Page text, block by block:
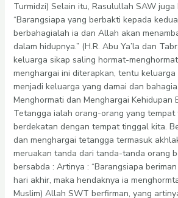
Turmidzi) Selain itu, Rasulullah SAW
“Barangsiapa yang berbakti kepada
berbahagialah ia dan Allah akan
dalam hidupnya.” (H.R. Abu Ya’la dan
keluarga sikap saling hormat-
menghargai ini diterapkan, tentu
menjadi keluarga yang damai dan
Menghormati dan Menghargai Kehidupan
Tetangga ialah orang-orang yang tempat
berdekatan dengan tempat tinggal kita.
dan menghargai tetangga termasuk
meruakan tanda dari tanda-tanda orang
bersabda : Artinya : “Barangsiapa
hari akhir, maka hendaknya ia
Muslim) Allah SWT berfirman, yang